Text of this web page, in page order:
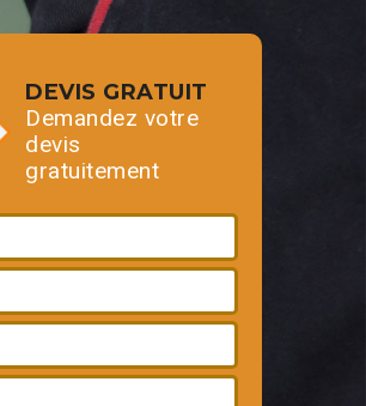
DEVIS GRATUIT
Demandez votre
devis
gratuitement